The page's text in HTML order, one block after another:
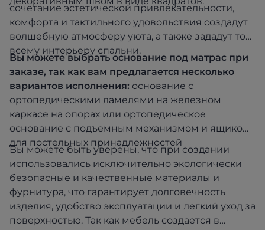
сочетание эстетической привлекательности,
комфорта и тактильного удовольствия создадут
волшебную атмосферу уюта, а также зададут тон
всему интерьеру спальни.
Вы можете выбрать основание под матрас при
заказе, так как вам предлагается несколько
вариантов исполнения: основание с
ортопедическими ламелями на железном
каркасе на опорах или ортопедическое
основание с подъемным механизмом и ящиком
для постельных принадлежностей
Вы можете быть уверены, что при создании
использовались исключительно экологически
безопасные и качественные материалы и
фурнитура, что гарантирует долговечность
изделия, удобство эксплуатации и легкий уход за
поверхностью. Так как мебель создается в